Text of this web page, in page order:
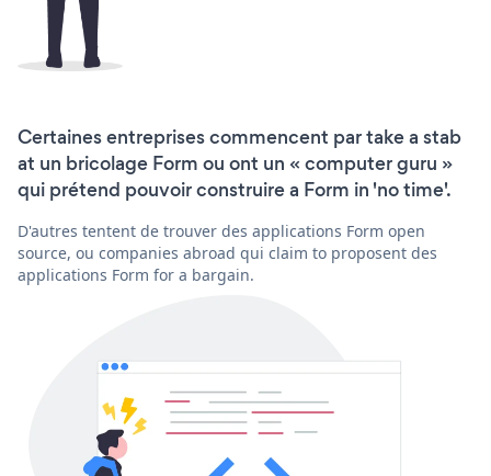
Certaines entreprises commencent par take a stab
at un bricolage Form ou ont un « computer guru »
qui prétend pouvoir construire a Form in 'no time'.
D'autres tentent de trouver des applications Form open
source, ou companies abroad qui claim to proposent des
applications Form for a bargain.